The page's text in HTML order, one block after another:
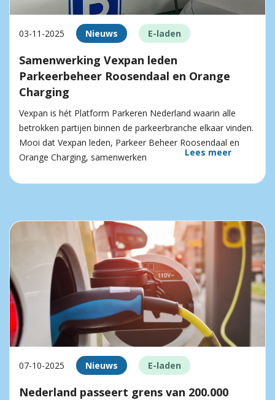
03-11-2025 Nieuws E-laden
Samenwerking Vexpan leden
Parkeerbeheer Roosendaal en Orange
Charging
Vexpan is hét Platform Parkeren Nederland waarin alle
betrokken partijen binnen de parkeerbranche elkaar vinden.
Mooi dat Vexpan leden, Parkeer Beheer Roosendaal en
Orange Charging, samenwerken
Lees meer
07-10-2025 Nieuws E-laden
Nederland passeert grens van 200.000